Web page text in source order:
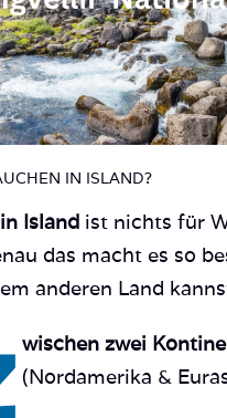
IN ISLAND?
Island ist nichts für
das macht es so
anderen Land
wischen zwei
(Nordamerika &